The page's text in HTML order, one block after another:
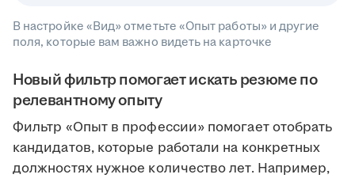
В настройке «Вид» отметьте «Опыт работы» и другие
поля, которые вам важно видеть на карточке
Новый фильтр помогает искать резюме по
релевантному опыту
Фильтр «Опыт в профессии» помогает отобрать
кандидатов, которые работали на конкретных
должностях нужное количество лет. Например,